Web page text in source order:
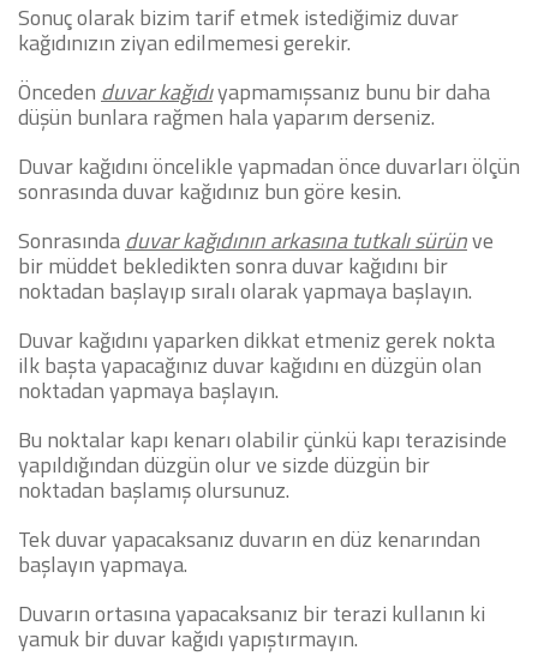
Sonuç olarak bizim tarif etmek istediğimiz duvar
kağıdınızın ziyan edilmemesi gerekir.
Önceden duvar kağıdıyapmamışsanız bunu bir daha
düşün bunlara rağmen hala yaparım derseniz.
Duvar kağıdını öncelikle yapmadan önce duvarları ölçün
sonrasında duvar kağıdınız bun göre kesin.
Sonrasındaduvar kağıdının arkasına tutkalı sürünve
bir müddet bekledikten sonra duvar kağıdını bir
noktadan başlayıp sıralı olarak yapmaya başlayın.
Duvar kağıdını yaparken dikkat etmeniz gerek nokta
ilk başta yapacağınız duvar kağıdını en düzgün olan
noktadan yapmaya başlayın.
Bu noktalar kapı kenarı olabilir çünkü kapı terazisinde
yapıldığından düzgün olur ve sizde düzgün bir
noktadan başlamış olursunuz.
Tek duvar yapacaksanız duvarın en düz kenarından
başlayın yapmaya.
Duvarın ortasına yapacaksanız bir terazi kullanın ki
yamuk bir duvar kağıdı yapıştırmayın.